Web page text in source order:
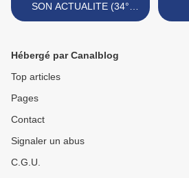
SON ACTUALITE (34°
semaine de la saison)
Hébergé par Canalblog
Top articles
Pages
Contact
Signaler un abus
C.G.U.